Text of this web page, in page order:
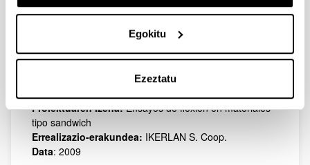
Egokitu
Ezeztatu
Construcciones S.L.
: Cálculo de pórtico birrail 32+32 tn
y 12-25,8-12 m de luz y realización de hoja de cálculo
Errealizazio-erakundea: JASO Industrial S.L.
Proiektuaren izena:Ensayos de flexión en materiales
tipo sandwich
Errealizazio-erakundea: IKERLAN S. Coop.
Data: 2009